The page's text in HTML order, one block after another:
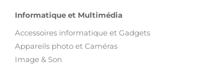
Informatique et Multimédia
Accessoires informatique et Gadgets
Appareils photo et Caméras
Image & Son